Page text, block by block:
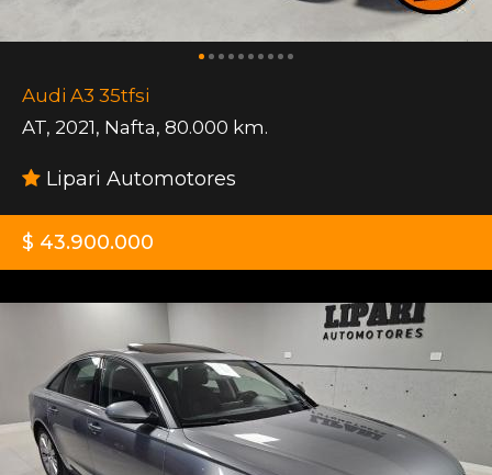
Audi A3 35tfsi
AT, 2021, Nafta, 80.000 km.
Lipari Automotores
$ 43.900.000